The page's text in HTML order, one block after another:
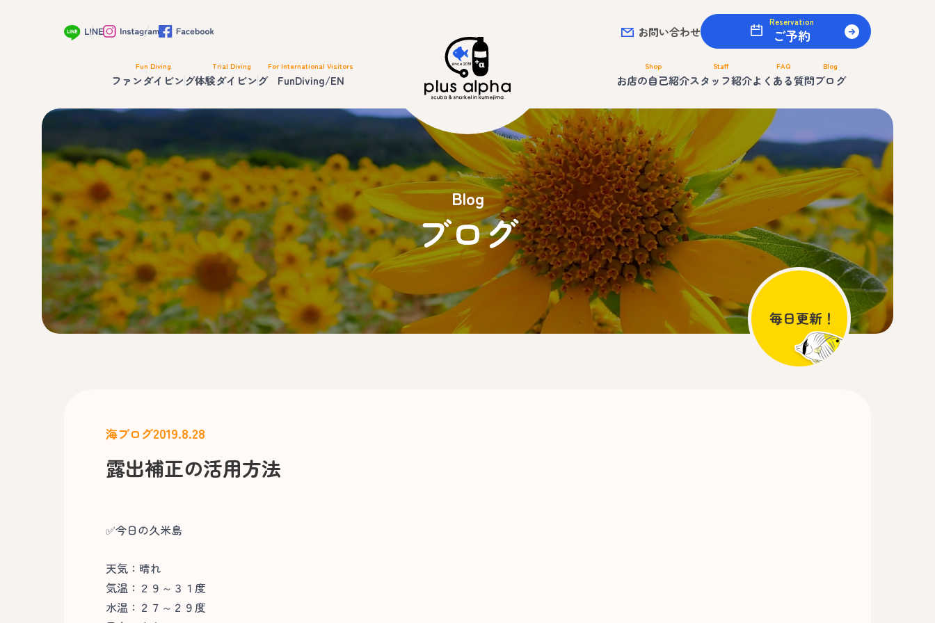
お問い合わせ
Reservation
ご予約
Fun Diving
ファンダイビング
Trial Diving
体験ダイビング
For International Visitors
FunDiving/EN
Shop
お店の自己紹介
Staff
スタッフ紹介
FAQ
よくある質問
Blog
ブログ
Blog
ブログ
海ブログ2019.8.28
露出補正の活用方法
✅今日の久米島
天気：晴れ
気温：２９～３１度
水温：２７～２９度